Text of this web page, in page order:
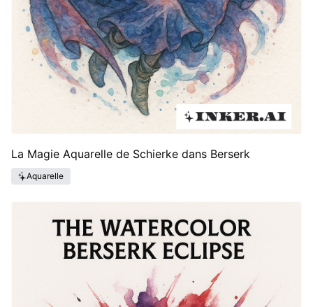
La Magie Aquarelle de Schierke dans Berserk
Aquarelle